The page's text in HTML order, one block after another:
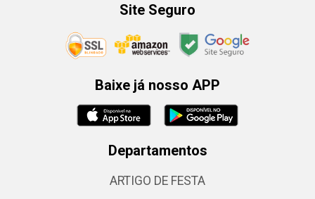
Site Seguro
Baixe já nosso APP
Departamentos
ARTIGO DE FESTA